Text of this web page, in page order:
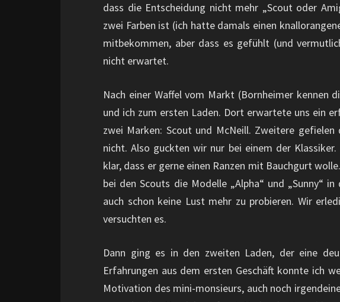
dass die Entscheidung nicht mehr „Scout oder
zwei Farben ist (ich hatte damals einen
mitbekommen, aber dass es gefühlt (und
nicht erwartet.
Nach einer Waffel vom Markt (Bornheimer kennen
und ich zum ersten Laden. Dort erwartete uns ein
zwei Marken: Scout und McNeill. Zweitere
nicht. Also guckten wir nur bei einem der
klar, dass er gerne einen Ranzen mit Bauchgurt
bei den Scouts die Modelle „Alpha“ und „Sunny“
auch schon keine Lust mehr zu probieren. Wir
versuchten es.
Dann ging es in den zweiten Laden, der eine
Erfahrungen aus dem ersten Geschäft konnte ich
Motivation des mini-monsieurs, auch noch